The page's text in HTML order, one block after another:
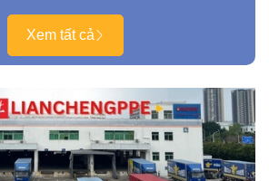
Xem tất cả